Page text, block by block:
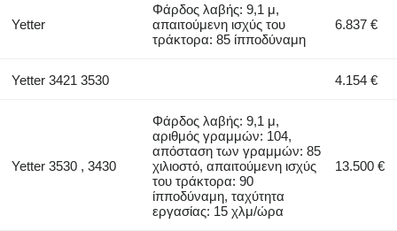
Yetter
Φάρδος λαβής: 9,1 μ,
απαιτούμενη ισχύς του
τράκτορα: 85 ίπποδύναμη
6.837 €
Yetter 3421 3530 4.154 €
Yetter 3530 , 3430
Φάρδος λαβής: 9,1 μ,
αριθμός γραμμών: 104,
απόσταση των γραμμών: 85
χιλιοστό, απαιτούμενη ισχύς
του τράκτορα: 90
ίπποδύναμη, ταχύτητα
εργασίας: 15 χλμ/ώρα
13.500 €